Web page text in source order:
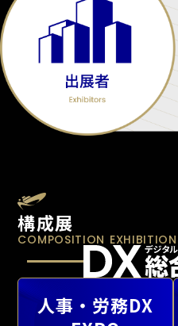
構成展
COMPOSITION EXHIBITION
人事・労務DX